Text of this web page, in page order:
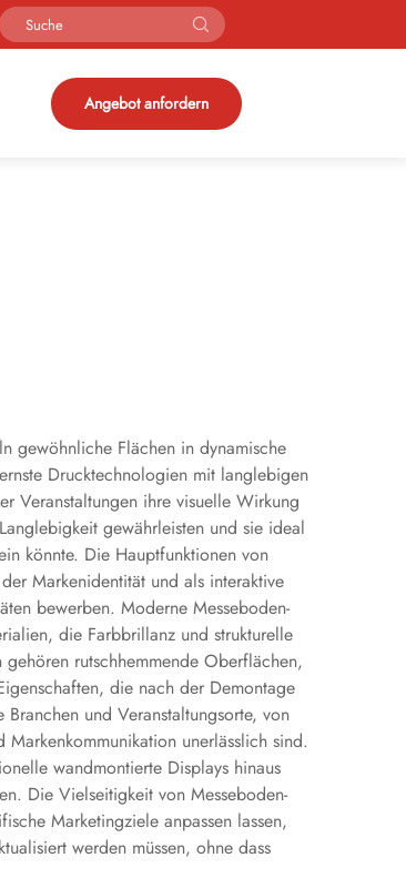
Angebot anfordern
gewöhnliche Flächen in dynamische
Drucktechnologien mit langlebigen
Veranstaltungen ihre visuelle Wirkung
gewährleisten und sie ideal
könnte. Die Hauptfunktionen von
Markenidentität und als interaktive
bewerben. Moderne Messeboden-
die Farbbrillanz und strukturelle
rutschhemmende Oberflächen,
die nach der Demontage
und Veranstaltungsorte, von
unerlässlich sind.
wandmontierte Displays hinaus
Die Vielseitigkeit von Messeboden-
Marketingziele anpassen lassen,
werden müssen, ohne dass